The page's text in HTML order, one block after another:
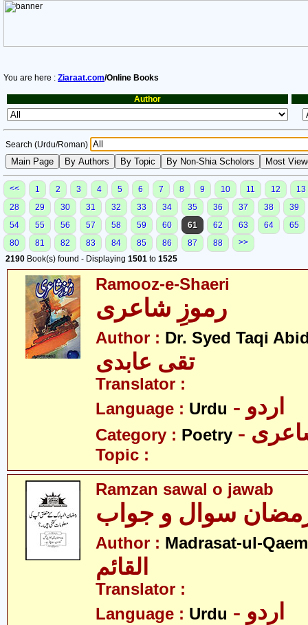
You are here : Ziaraat.com/Online Books
Author
Search (Urdu/Roman)
<< 1 2 3 4 5 6 7 8 9 10 11 12
13
28
29 30 31 32 33 34 35 36 37 38
39
54
55 56 57 58 59 60 61 62 63 64
65
80
81 82 83 84 85 86 87 88
>>
2190 Book(s) found - Displaying 1501 to 1525
Ramooz-e-Shaeri
رموزِ شاعری
Author : Dr. Syed Taqi
تقی عابدی
Translator :
Language : Urdu - اردو
Category : Poetry
Topic :
Ramzan sawal o jawab
سوال و جواب
Author : Madrasat-ul-
القائم
Translator :
Language : Urdu - اردو